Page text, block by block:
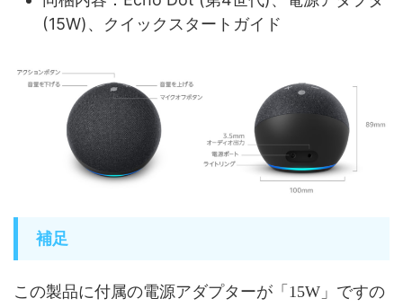
(15W)、クイックスタートガイド
補足
この製品に付属の電源アダプターが「15W」ですの